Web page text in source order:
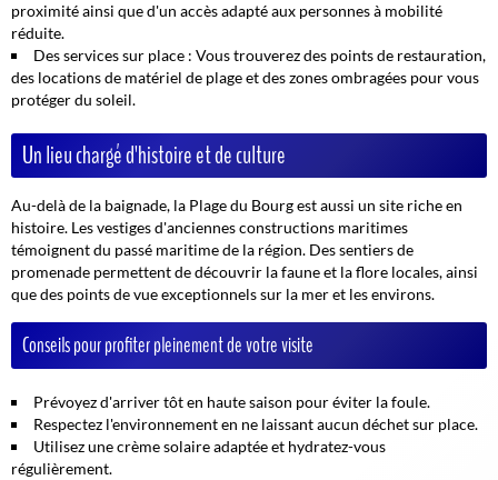
proximité ainsi que d'un accès adapté aux personnes à mobilité
réduite.
Des services sur place : Vous trouverez des points de restauration,
des locations de matériel de plage et des zones ombragées pour vous
protéger du soleil.
Un lieu chargé d'histoire et de culture
Au-delà de la baignade, la Plage du Bourg est aussi un site riche en
histoire. Les vestiges d'anciennes constructions maritimes
témoignent du passé maritime de la région. Des sentiers de
promenade permettent de découvrir la faune et la flore locales, ainsi
que des points de vue exceptionnels sur la mer et les environs.
Conseils pour profiter pleinement de votre visite
Prévoyez d'arriver tôt en haute saison pour éviter la foule.
Respectez l'environnement en ne laissant aucun déchet sur place.
Utilisez une crème solaire adaptée et hydratez-vous
régulièrement.